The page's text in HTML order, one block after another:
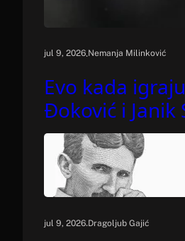
jul 9, 2026.Nemanja Milinković
Evo kada
Đoković i Janik
jul 9, 2026.Dragoljub Gajić